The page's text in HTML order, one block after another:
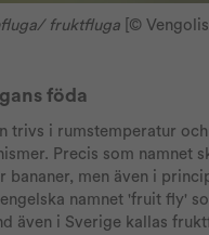
fruktfluga [©
föda
trivs i rumstemperatur
Precis som namnet
bananer, men även i
namnet 'fruit fly'
även i Sverige kallas